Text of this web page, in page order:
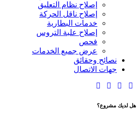
إصلاح نظام التعليق
إصلاح ناقل الحركة
خدمات البطارية
إصلاح علبة التروس
فحص
عرض جميع الخدمات
نصائح وحقائق
جهات الاتصال
هل لديك مشروع؟